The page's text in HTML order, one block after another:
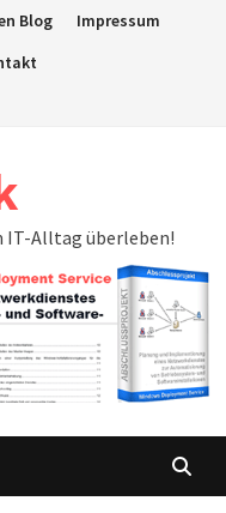
Blog
Impressum
IT-Alltag überleben!